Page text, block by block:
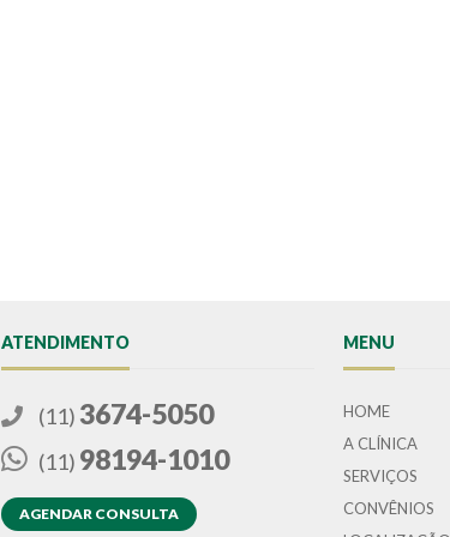
ATENDIMENTO
(11) 3674-5050
(11) 98194-1010
AGENDAR CONSULTA
MENU
HOME
A CLÍNICA
SERVIÇOS
CONVÊNIOS